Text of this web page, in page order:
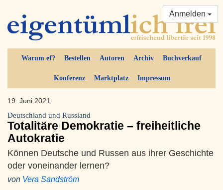
Warum ef? Bestellen Autoren Archiv Buchverkauf
Konferenz Marktplatz Impressum
Anmelden
19. Juni 2021
Deutschland und Russland
Totalitäre Demokratie – freiheitliche
Autokratie
Können Deutsche und Russen aus ihrer Geschichte
oder voneinander lernen?
von Vera Sandström